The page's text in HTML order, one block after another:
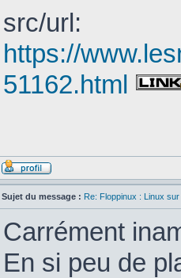
src/url:
https://
51162.html
Sujet du message : Re: Floppinux : Linux
Carrément
En si peu de